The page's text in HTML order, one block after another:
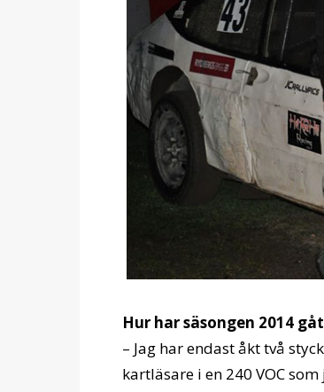
Hur har säsongen 2014
– Jag har endast åkt två
kartläsare i en 240 VOC